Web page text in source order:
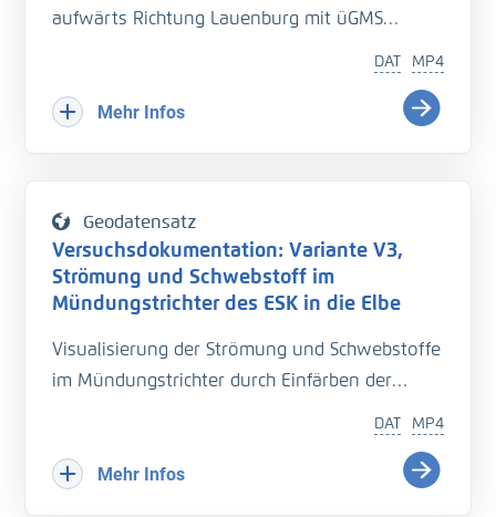
aufwärts Richtung Lauenburg mit üGMS
MP4
DAT
Mehr Infos
Geodatensatz
Versuchsdokumentation: Variante V3,
Strömung und Schwebstoff im
Mündungstrichter des ESK in die Elbe
Visualisierung der Strömung und Schwebstoffe
im Mündungstrichter durch Einfärben der
Variante V3, Hochwasser
MP4
DAT
Mehr Infos